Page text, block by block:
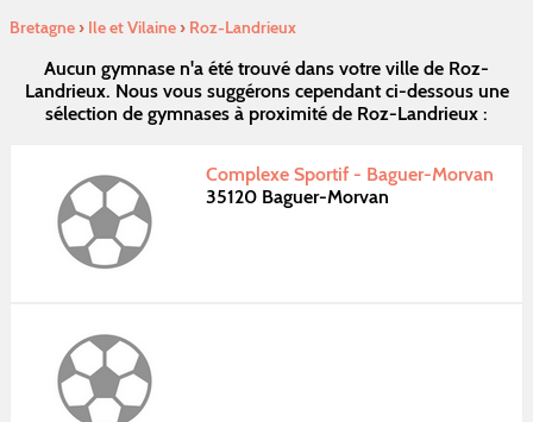
Bretagne› Ile et Vilaine› Roz-Landrieux
Aucun gymnase n'a été trouvé dans votre ville de Roz-
Landrieux. Nous vous suggérons cependant ci-dessous une
sélection de gymnases à proximité de Roz-Landrieux :
Complexe Sportif - Baguer-Morvan
35120 Baguer-Morvan